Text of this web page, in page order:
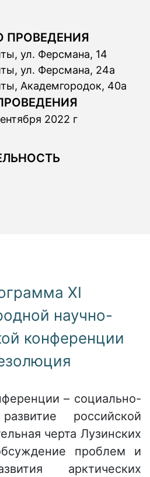
ПРОВЕДЕНИЯ
ул. Ферсмана, 14
ул. Ферсмана, 24а
Академгородок, 40а
2022 г
XI
научно-
конференции
– социально-
российской
черта Лузинских
проблем и
арктических